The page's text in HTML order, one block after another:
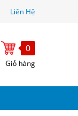
Liên Hệ
0
Giỏ hàng